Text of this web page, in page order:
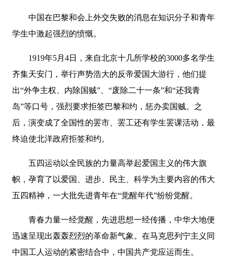
中国在巴黎和会上外交失败的消息在知识分子和青年
学生中激起强烈的愤慨。
1919年5月4日，来自北京十几所学校的3000多名学生
齐集天安门，举行声势浩大的反帝爱国大游行，他们提
出“外争主权、内除国贼”、“废除二十一条”和“还我青
岛”等口号，强烈要求拒签巴黎和约，惩办卖国贼。之
后，演变成了全国性的罢市、罢工还有学生罢课活动，最
终迫使北洋政府拒签和约。
五四运动以全民族的力量高举起爱国主义的伟大旗
帜，孕育了以爱国、进步、民主、科学为主要内容的伟大
五四精神，一大批先进青年在“觉醒年代”纷纷觉醒。
青春力量一经觉醒，先进思想一经传播，中华大地便
迅速呈现出轰轰烈烈的革命新气象。在马克思列宁主义同
中国工人运动的紧密结合中，中国共产党应运而生。